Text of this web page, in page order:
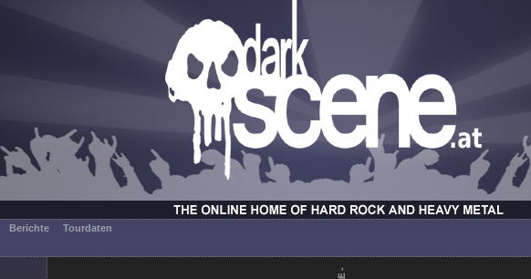
Berichte
Tourdaten